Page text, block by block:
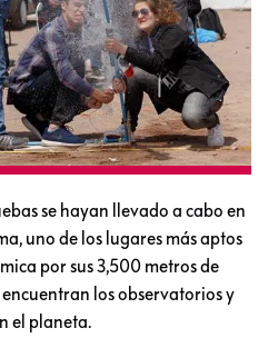
se hayan llevado a cabo en
uno de los lugares más aptos
por sus 3,500 metros de
los observatorios y
el planeta.